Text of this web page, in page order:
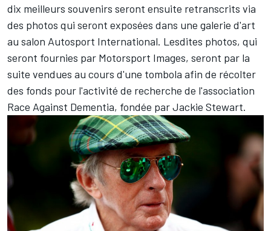
dix meilleurs souvenirs seront ensuite retranscrits via
des photos qui seront exposées dans une galerie d'art
au salon Autosport International. Lesdites photos, qui
seront fournies par Motorsport Images, seront par la
suite vendues au cours d'une tombola afin de récolter
des fonds pour l'activité de recherche de l'association
Race Against Dementia, fondée par Jackie Stewart.